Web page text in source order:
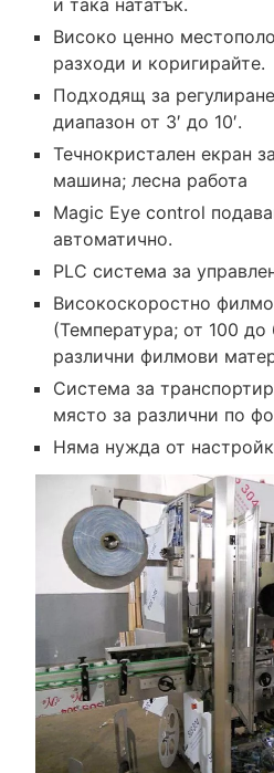
и така нататък.
Високо ценно
разходи и коригирайте.
Подходящ за
диапазон от 3′ до 10′.
Течнокристален екран
машина; лесна работа
Magic Eye control
автоматично.
PLC система за
Високоскоростно
(Температура; от 100
различни филмови
Система за
място за различни по
Няма нужда от